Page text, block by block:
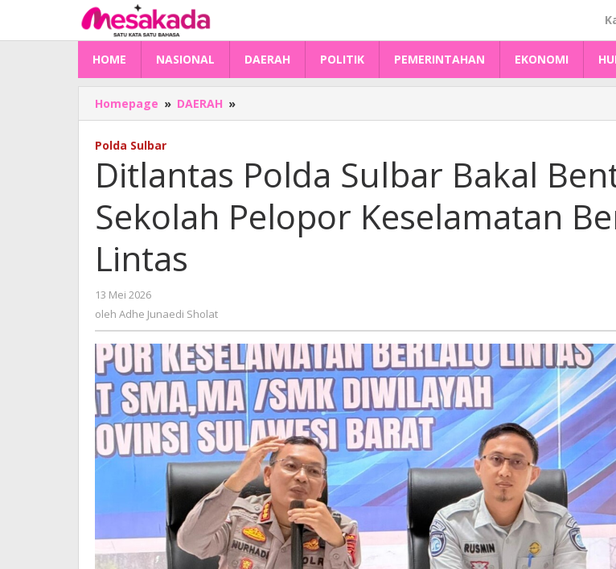
konten
HOME NASIONAL DAERAH POLITIK PEMERINTAHAN EKONOMI
Homepage » DAERAH »
Polda
Bentuk
Sekolah
Pelopor
Keselamatan
Polda Sulbar
Ditlantas Polda Sulbar Bakal
Sekolah Pelopor Keselamatan
Lintas
13 Mei 2026
Adhe
oleh Adhe Junaedi Sholat